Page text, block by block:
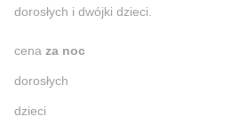
dorosłych i dwójki dzieci.
cena za noc
dorosłych
dzieci